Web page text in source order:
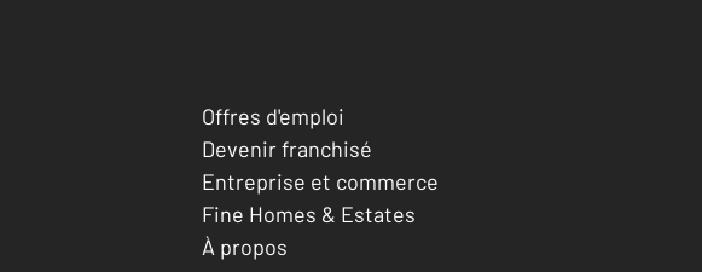
Offres d'emploi
Devenir franchisé
Entreprise et commerce
Fine Homes & Estates
À propos